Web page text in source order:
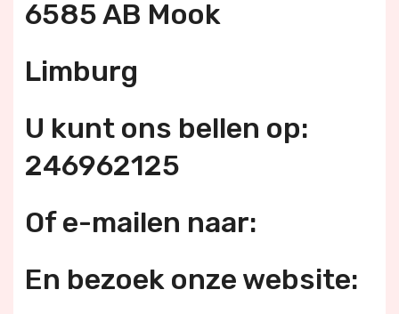
6585 AB Mook
Limburg
U kunt ons bellen op:
246962125
Of e-mailen naar:
En bezoek onze website: